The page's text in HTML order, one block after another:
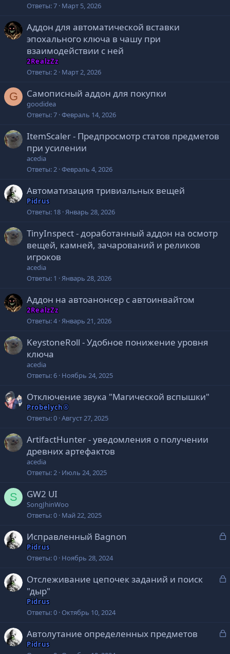
Ответы 7 Март 5, 2026
Аддон для автоматической вставки
эпохального ключа в чашу при
взаимодействии с ней
2RealzZz
Ответы 2 Март 2, 2026
G Самописный аддон для покупки
goodidea
Ответы 7 Февраль 14, 2026
ItemScaler - Предпросмотр статов предметов
при усилении
acedia
Ответы 2 Февраль 4, 2026
Автоматизация тривиальных вещей
Pidrus
Ответы 18 Январь 28, 2026
TinyInspect - доработанный аддон на осмотр
вещей, камней, зачарований и реликов
игроков
acedia
Ответы 1 Январь 28, 2026
Аддон на автоанонсер с автоинвайтом
2RealzZz
Ответы 4 Январь 21, 2026
KeystoneRoll - Удобное понижение уровня
ключа
acedia
Ответы 6 Ноябрь 24, 2025
Отключение звука "Магической вспышки"
Probelych®
Ответы 0 Август 27, 2025
ArtifactHunter - уведомления о получении
древних артефактов
acedia
Ответы 2 Июль 24, 2025
S GW2 UI
SongJhinWoo
Ответы 0 Май 22, 2025
З
Исправленный Bagnon
Pidrus
Ответы 0 Ноябрь 28, 2024
З
т
Отслеживание цепочек заданий и поиск
"дыр"
Pidrus
Ответы 0 Октябрь 10, 2024
З
Автолутание определенных предметов
Pidrus